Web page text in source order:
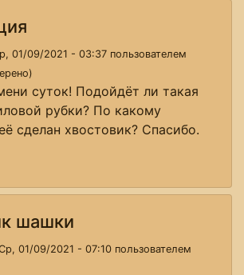
01/09/2021 - 03:37 пользователем
суток! Подойдёт ли такая
рубки? По какому
сделан хвостовик? Спасибо.
шашки
01/09/2021 - 07:10 пользователем